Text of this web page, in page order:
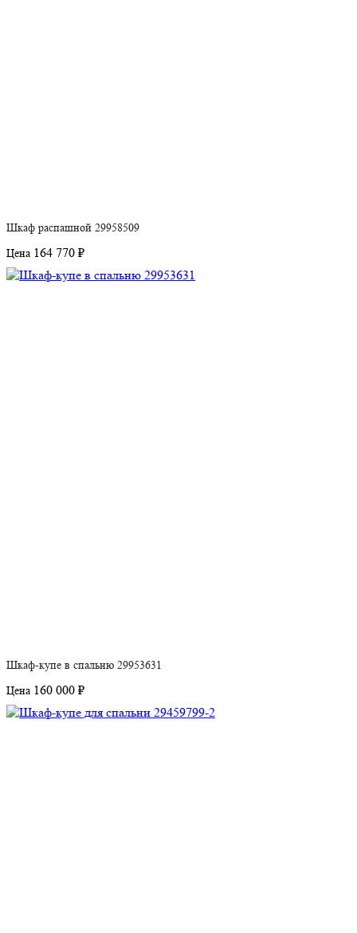
Шкаф распашной 29958509
Цена 164 770 ₽
Шкаф-купе в спальню 29953631
Цена 160 000 ₽